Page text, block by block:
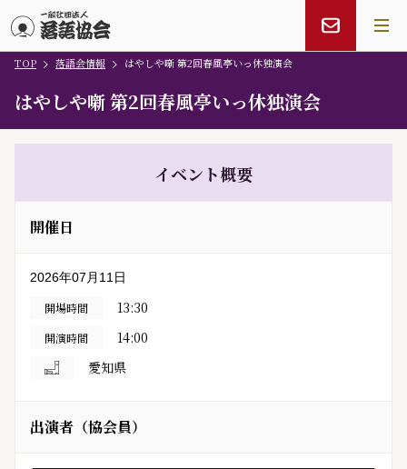
TOP 落語会情報 はやしや噺 第2回春風亭いっ休独演会
はやしや噺 第2回春風亭いっ休独演会
イベント概要
開催日
2026年07月11日
開場時間 13:30
開演時間
14:00
愛知県
出演者（協会員）